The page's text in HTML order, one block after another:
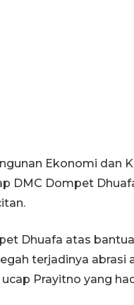
Ekonomi dan
DMC Dompet
Dhuafa atas
terjadinya abrasi
Prayitno yang